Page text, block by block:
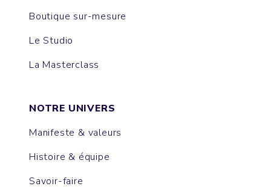
Boutique sur-mesure
Le Studio
La Masterclass
NOTRE UNIVERS
Manifeste & valeurs
Histoire & équipe
Savoir-faire